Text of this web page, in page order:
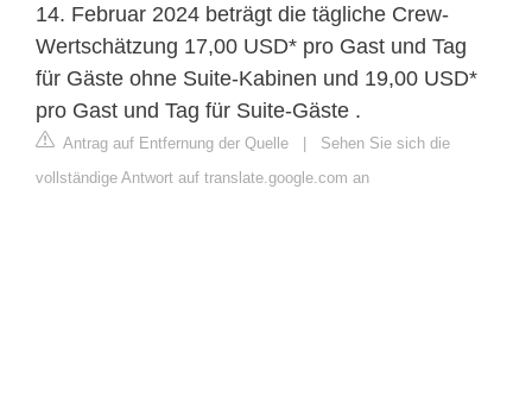
14. Februar 2024 beträgt die tägliche Crew-
Wertschätzung 17,00 USD* pro Gast und Tag
für Gäste ohne Suite-Kabinen und 19,00 USD*
pro Gast und Tag für Suite-Gäste .
Antrag auf Entfernung der Quelle | Sehen Sie sich die
vollständige Antwort auf translate.google.com an